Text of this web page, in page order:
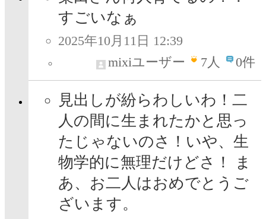
すごいなぁ
2025年10月11日 12:39
mixiユーザー
7人 0件
見出しが紛らわしいわ！二
人の間に生まれたかと思っ
たじゃないのさ！いや、生
物学的に無理だけどさ！ ま
あ、お二人はおめでとうご
ざいます。